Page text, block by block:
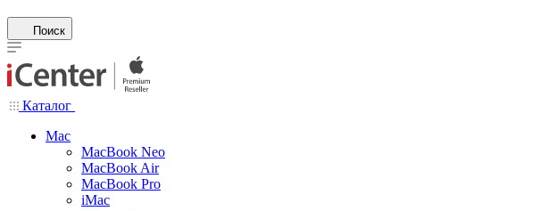
Поиск
Каталог
Mac
MacBook Neo
MacBook Air
MacBook Pro
iMac